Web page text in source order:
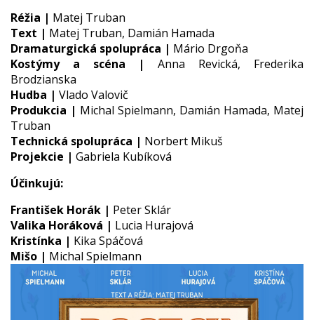
Réžia | Matej Truban
Text | Matej Truban, Damián Hamada
Dramaturgická spolupráca | Mário Drgoňa
Kostýmy a scéna |
Anna Revická, Frederika
Brodzianska
Hudba | Vlado Valovič
Produkcia | Michal Spielmann, Damián Hamada, Matej
Truban
Technická spolupráca | Norbert Mikuš
Projekcie | Gabriela Kubíková
Účinkujú:
František Horák | Peter Sklár
Valika Horáková | Lucia Hurajová
Kristínka | Kika Spáčová
Mišo | Michal Spielmann